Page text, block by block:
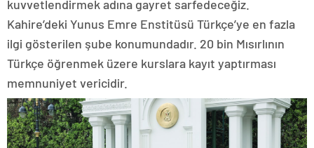
kuvvetlendirmek adına gayret sarfedeceğiz.
Kahire’deki Yunus Emre Enstitüsü Türkçe’ye en fazla
ilgi gösterilen şube konumundadır. 20 bin Mısırlının
Türkçe öğrenmek üzere kurslara kayıt yaptırması
memnuniyet vericidir.